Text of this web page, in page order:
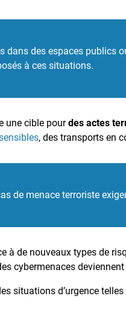
dans des espaces publics
à ces situations.
une cible pourdes actes
, des transports en
de menace terroriste
à de nouveaux types de
cybermenaces
situations d’urgence